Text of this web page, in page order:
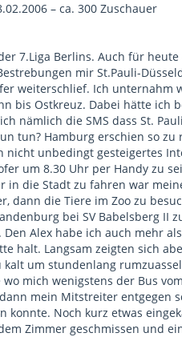
– ca. 300 Zuschauer
7.Liga Berlins. Auch für
mir St.Pauli-
weiterschlief. Ich unternahm
bis Ostkreuz. Dabei hätte ich
nämlich die SMS dass St.
tun? Hamburg erschien so zu
nicht unbedingt gesteigertes
um 8.30 Uhr per Handy zu
in die Stadt zu fahren war
dann die Tiere im Zoo zu
bei SV Babelsberg II
Alex habe ich auch mehr
halt. Langsam zeigten sich
um stundenlang
mich wenigstens der Bus
mein Mitstreiter entgegen
Noch kurz etwas
Zimmer geschmissen und